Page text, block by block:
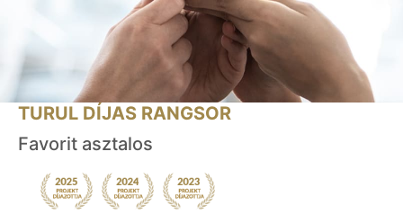
TURUL DÍJAS RANGSOR
Favorit asztalos